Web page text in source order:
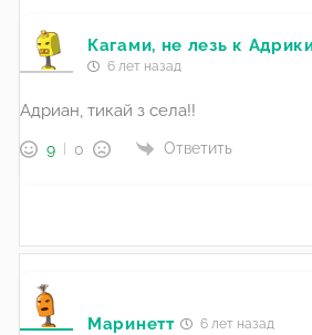
Кагами, не лезь к
6 лет назад
Адриан, тикай з села!!
9 0 Ответить
Маринетт 6 лет назад